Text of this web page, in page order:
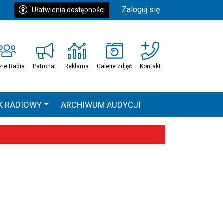
Ułatwienia dostępności Zaloguj się
Radia Patronat Reklama Galerie zdjęć Kontakt
RADIOWY ARCHIWUM AUDYCJI
HEAVEN TOUR